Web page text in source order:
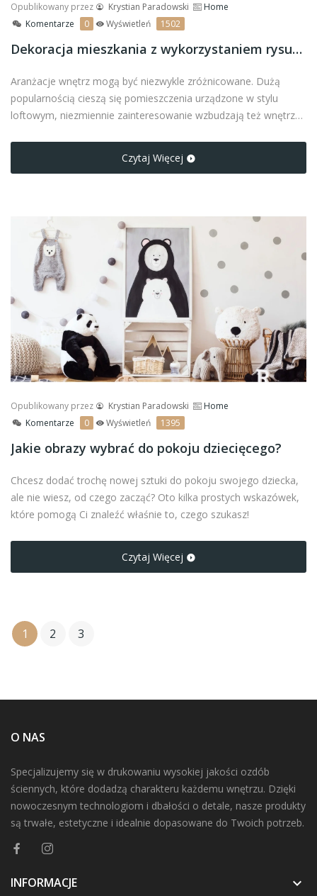
Opublikowany przez Krystian Paradowski
Home
Komentarze
0 Wyświetleń 1502
Dekoracja mieszkania z wykorzystaniem rysunków i rodzinnych fotografii
Aranżacje wnętrz mogą być niezwykle zróżnicowane. Dużą
popularnością cieszą się pomieszczenia urządzone w stylu
loftowym, niezmiennie zainteresowanie wzbudzają też wnętrza
Czytaj Więcej
Opublikowany przez Krystian Paradowski
Home
Komentarze
0 Wyświetleń 1395
Jakie obrazy wybrać do pokoju dziecięcego?
Chcesz dodać trochę nowej sztuki do pokoju swojego dziecka,
ale nie wiesz, od czego zacząć? Oto kilka prostych wskazówek,
które pomogą Ci znaleźć właśnie to, czego szukasz!
Czytaj Więcej
1 2 3
O NAS
Specjalizujemy się w drukowaniu wysokiej jakości ozdób
ściennych, które dodadzą charakteru każdemu wnętrzu. Dzięki
nowoczesnym technologiom i dbałości o detale, nasze produkty
są trwałe, estetyczne i idealnie dopasowane do Twoich potrzeb.
INFORMACJE 